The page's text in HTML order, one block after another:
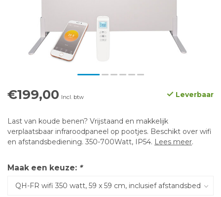
€199,00 Incl. btw Leverbaar
Last van koude benen? Vrijstaand en makkelijk
verplaatsbaar infraroodpaneel op pootjes. Beschikt over wifi
en afstandsbediening. 350-700Watt, IP54. Lees meer.
Maak een keuze: *